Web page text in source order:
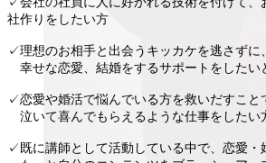
社作りをしたい方
✓理想のお相手と出会うキッカケを逃さずに
幸せな恋愛、結婚をするサポートをしたい
✓恋愛や婚活で悩んでいる方を救いだすこと
泣いて喜んでもらえるような仕事をしたい
✓既に講師として活動している中で、恋愛・